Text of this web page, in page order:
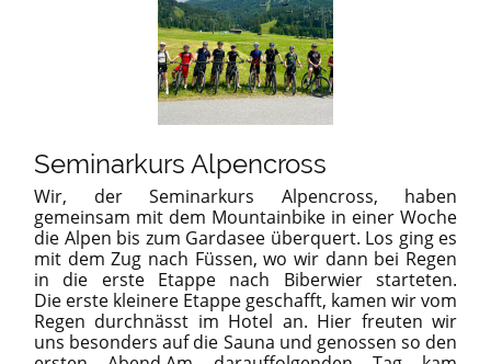
Seminarkurs Alpencross
Wir, der Seminarkurs Alpencross, haben
gemeinsam mit dem Mountainbike in einer Woche
die Alpen bis zum Gardasee überquert. Los ging es
mit dem Zug nach Füssen, wo wir dann bei Regen
in die erste Etappe nach Biberwier starteten.
Die erste kleinere Etappe geschafft, kamen wir vom
Regen durchnässt im Hotel an. Hier freuten wir
uns besonders auf die Sauna und genossen so den